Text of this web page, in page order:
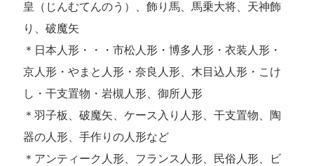
皇（じんむてんのう）、飾り馬、馬乗大将、天神飾
り、破魔矢
＊日本人形・・・市松人形・博多人形・衣装人形・
京人形・やまと人形・奈良人形、木目込人形・こけ
し・干支置物・岩槻人形、御所人形
＊羽子板、破魔矢、ケース入り人形、干支置物、陶
器の人形、手作りの人形など
＊アンティーク人形、フランス人形、民俗人形、ビ